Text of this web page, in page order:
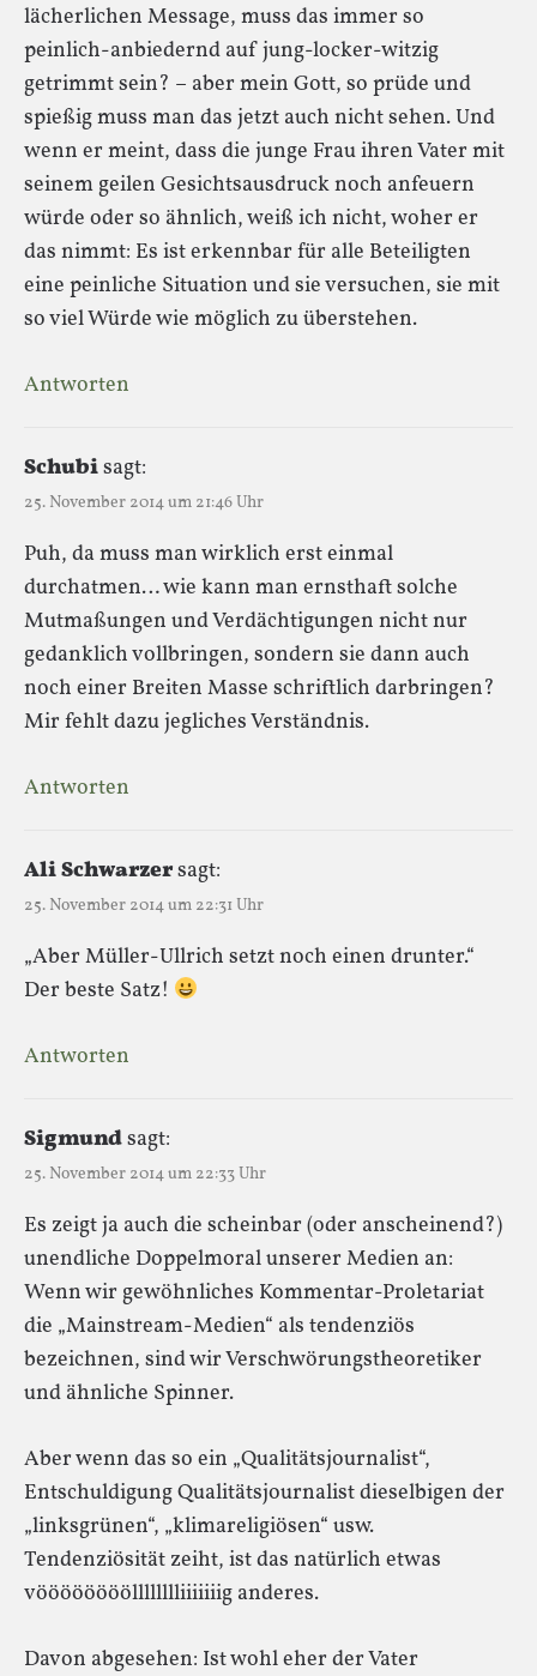
lächerlichen Message, muss das immer so
peinlich-anbiedernd auf jung-locker-witzig
getrimmt sein? – aber mein Gott, so prüde und
spießig muss man das jetzt auch nicht sehen. Und
wenn er meint, dass die junge Frau ihren Vater mit
seinem geilen Gesichtsausdruck noch anfeuern
würde oder so ähnlich, weiß ich nicht, woher er
das nimmt: Es ist erkennbar für alle Beteiligten
eine peinliche Situation und sie versuchen, sie mit
so viel Würde wie möglich zu überstehen.
Antworten
Schubisagt:
25. November 2014 um 21:46 Uhr
Puh, da muss man wirklich erst einmal
durchatmen… wie kann man ernsthaft solche
Mutmaßungen und Verdächtigungen nicht nur
gedanklich vollbringen, sondern sie dann auch
noch einer Breiten Masse schriftlich darbringen?
Mir fehlt dazu jegliches Verständnis.
Antworten
Ali Schwarzersagt:
25. November 2014 um 22:31 Uhr
„Aber Müller-Ullrich setzt noch einen drunter.“
Der beste Satz!
Antworten
Sigmundsagt:
25. November 2014 um 22:33 Uhr
Es zeigt ja auch die scheinbar (oder anscheinend?)
unendliche Doppelmoral unserer Medien an:
Wenn wir gewöhnliches Kommentar-Proletariat
die „Mainstream-Medien“ als tendenziös
bezeichnen, sind wir Verschwörungstheoretiker
und ähnliche Spinner.
Aber wenn das so ein „Qualitätsjournalist“,
Entschuldigung Qualitätsjournalist dieselbigen der
„linksgrünen“, „klimareligiösen“ usw.
Tendenziösität zeiht, ist das natürlich etwas
vöööööööölllllllliiiiiiig anderes.
Davon abgesehen: Ist wohl eher der Vater